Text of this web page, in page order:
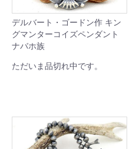
デルバート・ゴードン作 キン
グマンターコイズペンダント
ナバホ族
ただいま品切れ中です。